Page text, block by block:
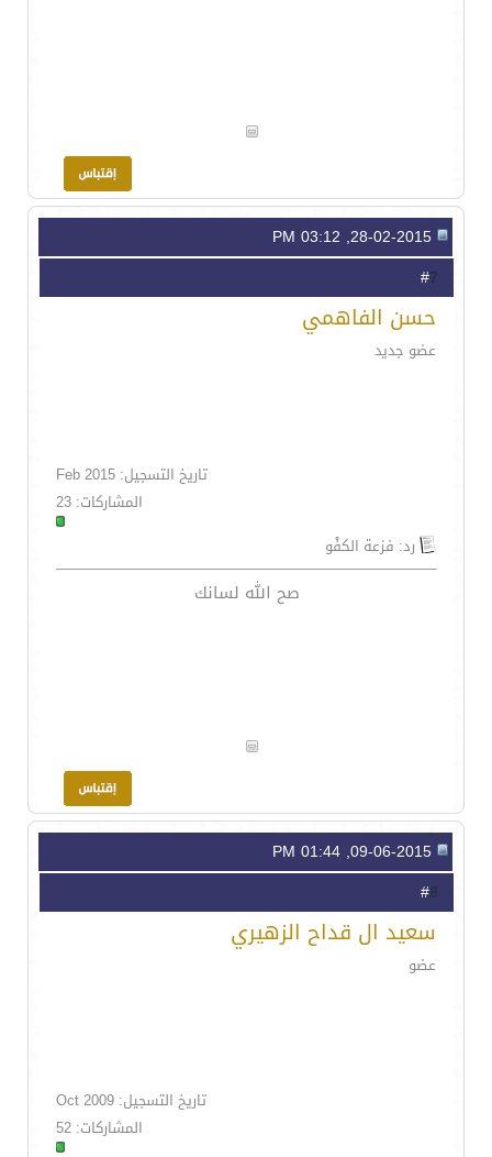
7
حسن الفاهمي
عضو جديد
تاريخ التسجيل: Feb 2015
المشاركات: 23
رد: فزعة الكفْو
صح الله لسانك
8
سعيد ال قداح الزهيري
عضو
تاريخ التسجيل: Oct 2009
المشاركات: 52